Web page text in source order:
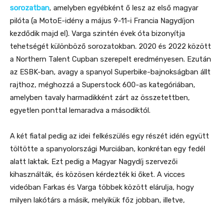
sorozatban, amelyben egyébként ő lesz az első magyar
pilóta (a MotoE-idény a május 9-11-i Francia Nagydíjon
kezdődik majd el). Varga szintén évek óta bizonyítja
tehetségét különböző sorozatokban. 2020 és 2022 között
a Northern Talent Cupban szerepelt eredményesen. Ezután
az ESBK-ban, avagy a spanyol Superbike-bajnokságban állt
rajthoz, méghozzá a Superstock 600-as kategóriában,
amelyben tavaly harmadikként zárt az összetettben,
egyetlen ponttal lemaradva a másodiktól.
A két fiatal pedig az idei felkészülés egy részét idén együtt
töltötte a spanyolországi Murciában, konkrétan egy fedél
alatt laktak. Ezt pedig a Magyar Nagydíj szervezői
kihasználták, és közösen kérdezték ki őket. A vicces
videóban Farkas és Varga többek között elárulja, hogy
milyen lakótárs a másik, melyikük főz jobban, illetve,